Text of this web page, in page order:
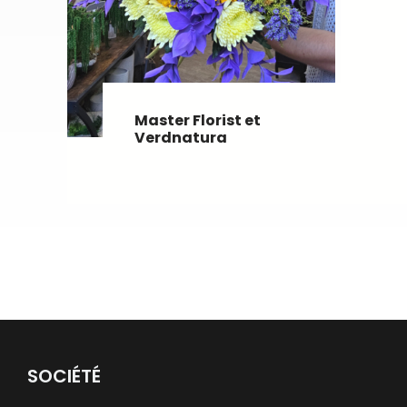
Master Florist et
Verdnatura
SOCIÉTÉ